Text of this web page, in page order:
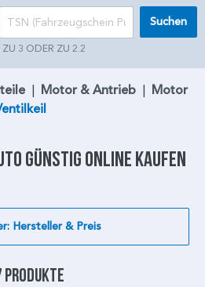
ZU 3 ODER ZU 2.2
Suchen
| Motor & Antrieb | Motor
günstig online kaufen
Hersteller & Preis
Produkte